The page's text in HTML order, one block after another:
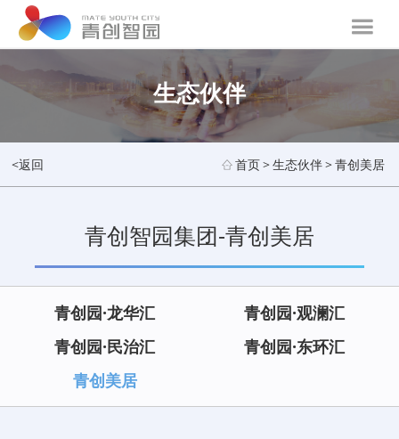
生态伙伴
<返回 首页>生态伙伴>青创美居
青创智园集团-青创美居
青创园·龙华汇
青创园·观澜汇
青创园·民治汇
青创园·东环汇
青创美居